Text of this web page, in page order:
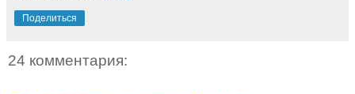
Поделиться
24 комментария: